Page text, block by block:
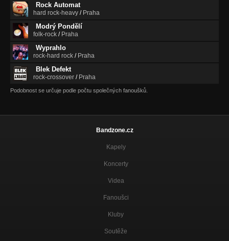
Rock Automat
hard rock-heavy / Praha
Modrý Pondělí
folk-rock / Praha
Wyprahlo
rock-hard rock / Praha
Blek Defekt
rock-crossover / Praha
Podobnost se určuje podle počtu společných fanoušků.
Bandzone.cz
Kapely
Koncerty
Videa
Fanoušci
Kluby
Soutěže